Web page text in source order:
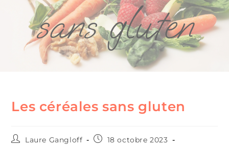
sans gluten
Les céréales sans gluten
Laure Gangloff
18 octobre 2023